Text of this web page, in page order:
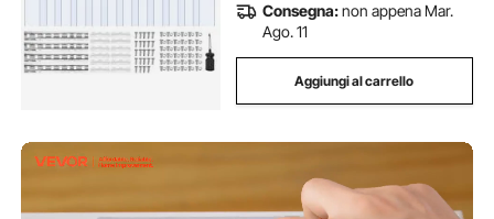
Consegna:non appena Mar.
Ago. 11
Aggiungi al carrello